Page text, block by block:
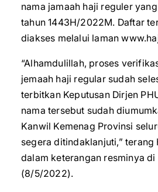
nama jamaah haji reguler
tahun 1443H/2022M. Daftar
diakses melalui laman
“Alhamdulillah, proses
jemaah haji regular sudah
terbitkan Keputusan Dirjen
nama tersebut sudah
Kanwil Kemenag Provinsi
segera ditindaklanjuti,” terang
dalam keterangan resminya
(8/5/2022).